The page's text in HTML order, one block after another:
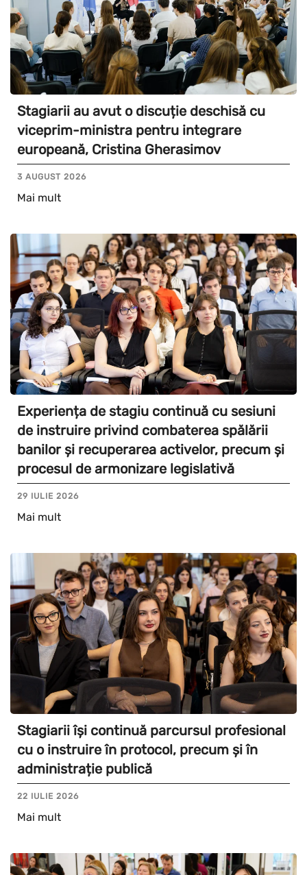
Stagiarii au avut o discuție deschisă cu
viceprim-ministra pentru integrare
europeană, Cristina Gherasimov
3 AUGUST 2026
Mai mult
Experiența de stagiu continuă cu sesiuni
de instruire privind combaterea spălării
banilor și recuperarea activelor, precum și
procesul de armonizare legislativă
29 IULIE 2026
Mai mult
Stagiarii își continuă parcursul profesional
cu o instruire în protocol, precum și în
administrație publică
22 IULIE 2026
Mai mult